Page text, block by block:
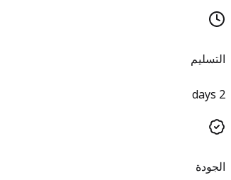
التسليم
2 days
الجودة